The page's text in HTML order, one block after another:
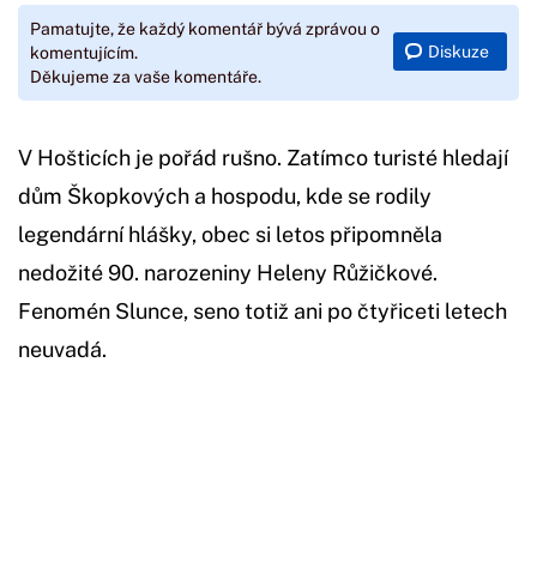
Pamatujte, že každý komentář bývá zprávou o
komentujícím.
Děkujeme za vaše komentáře.
Diskuze
V Hošticích je pořád rušno. Zatímco turisté hledají
dům Škopkových a hospodu, kde se rodily
legendární hlášky, obec si letos připomněla
nedožité 90. narozeniny Heleny Růžičkové.
Fenomén Slunce, seno totiž ani po čtyřiceti letech
neuvadá.